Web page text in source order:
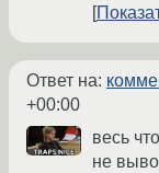
Ответ на:
+00:00
весь
не